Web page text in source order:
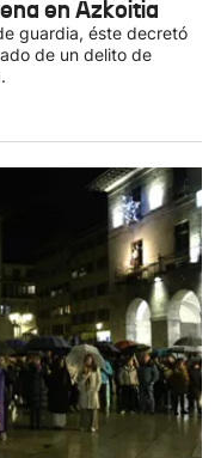
en Azkoitia
guardia, éste decretó
de un delito de